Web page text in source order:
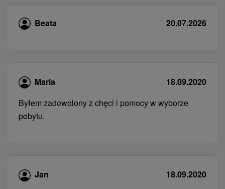
Beata 20.07.2026
Maria
18.09.2020
Byłem zadowolony z chęci i pomocy w wyborze
pobytu.
Jan
18.09.2020